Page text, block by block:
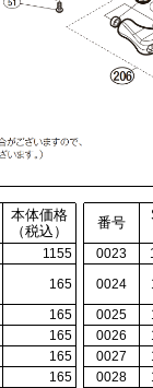
本体価格
（税込）
番号
1155 0023
165 0024
165 0025
165 0026
165 0027
165 0028